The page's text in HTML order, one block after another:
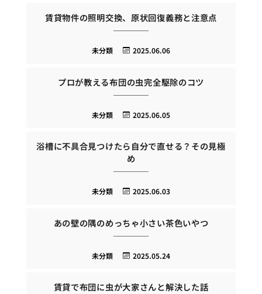
賃貸物件の照明交換、原状回復義務と注意点
2025.06.06
未分類
プロが教える布団の虫完全駆除のコツ
2025.06.05
未分類
浴槽に不具合見つけたら自分で直せる？その見極
め
2025.06.03
未分類
あの壁の隅のめっちゃ小さい茶色いやつ
2025.05.24
未分類
賃貸で布団に虫が大家さんと解決した話